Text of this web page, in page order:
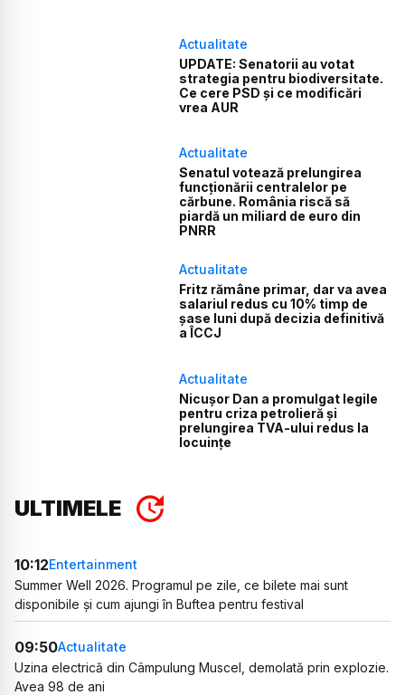
Actualitate
UPDATE: Senatorii au votat
strategia pentru biodiversitate.
Ce cere PSD și ce modificări
vrea AUR
Actualitate
Senatul votează prelungirea
funcționării centralelor pe
cărbune. România riscă să
piardă un miliard de euro din
PNRR
Actualitate
Fritz rămâne primar, dar va avea
salariul redus cu 10% timp de
șase luni după decizia definitivă
a ÎCCJ
Actualitate
Nicușor Dan a promulgat legile
pentru criza petrolieră și
prelungirea TVA-ului redus la
locuințe
ULTIMELE
10:12Entertainment
Summer Well 2026. Programul pe zile, ce bilete mai sunt
disponibile și cum ajungi în Buftea pentru festival
09:50Actualitate
Uzina electrică din Câmpulung Muscel, demolată prin explozie.
Avea 98 de ani